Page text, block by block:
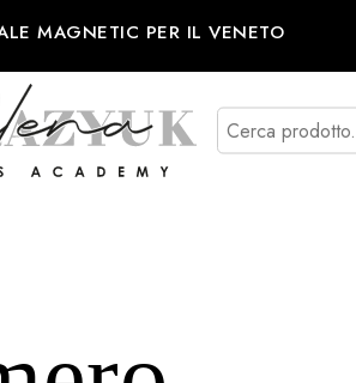
MAGNETIC PER IL VENETO